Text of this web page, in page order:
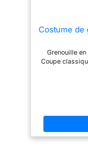
Valentin, soirée,
girl, accessoires de
soubrette animée,
de déguisement
amusants, fête
cosplay animal,
Costume de
Grenouille
Coupe